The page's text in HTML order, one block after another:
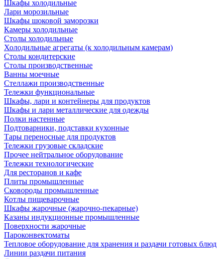
Шкафы холодильные
Лари морозильные
Шкафы шоковой заморозки
Камеры холодильные
Столы холодильные
Холодильные агрегаты (к холодильным камерам)
Столы кондитерские
Столы производственные
Ванны моечные
Стеллажи производственные
Тележки функциональные
Шкафы, лари и контейнеры для продуктов
Шкафы и лари металлические для одежды
Полки настенные
Подтоварники, подставки кухонные
Тары переносные для продуктов
Тележки грузовые складские
Прочее нейтральное оборудование
Тележки технологические
Для ресторанов и кафе
Плиты промышленные
Сковороды промышленные
Котлы пищеварочные
Шкафы жарочные (жарочно-пекарные)
Казаны индукционные промышленные
Поверхности жарочные
Пароконвектоматы
Тепловое оборудование для хранения и раздачи готовых блюд
Линии раздачи питания